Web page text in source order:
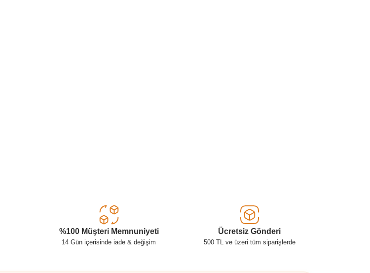
%100 Müşteri Memnuniyeti
14 Gün içerisinde iade & değişim
Ücretsiz Gönderi
500 TL ve üzeri tüm siparişlerde